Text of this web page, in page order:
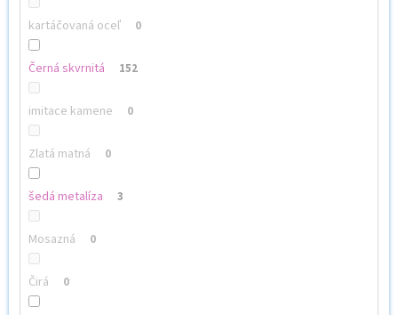
kartáčovaná oceľ 0
Černá skvrnitá 152
imitace kamene 0
Zlatá matná 0
šedá metalíza 3
Mosazná 0
Čirá 0